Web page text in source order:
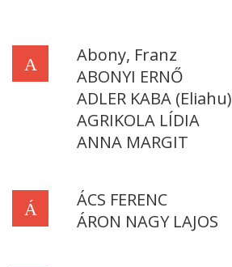
A
Abony, Franz
ABONYI ERNŐ
ADLER KABA (Eliahu)
AGRIKOLA LÍDIA
ANNA MARGIT
Á
ÁCS FERENC
ÁRON NAGY LAJOS